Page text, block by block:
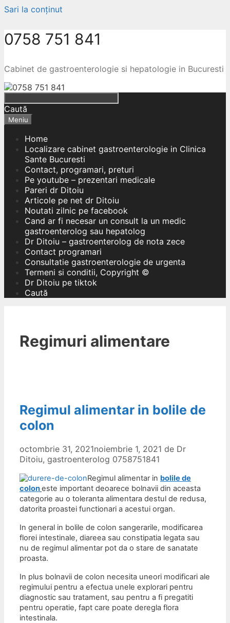
Sari la conținut
0758 751 841
Cabinet de gastroenterologie si hepatologie in Bucuresti
Caută
Meniu
Home
Localizare cabinet gastroenterologie in Clinica
Sante Bucuresti
Contact, programari, preturi
Pe youtube – prezentari medicale
Pareri dr Ditoiu
Articole pe net dr Ditoiu
Noutati zilnic pe facebook
Cand ar fi necesar un consult la un medic
gastroenterolog sau hepatolog
Dr Ditoiu – gastroenterolog de nota zece
Contact programari
Consultatie gastroenterologie de urgenta
Termeni si conditii, Copyright ©
Dr Ditoiu pe tiktok
Caută
Regimuri alimentare
Regimul alimentar in bolile de
colon
octombrie 31, 2021noiembrie 1, 2021 de Dr
Ditoiu, gastroenterolog 0758751841
Regimul alimentar in bolile de
coloneste important deoarece bolnavii din aceasta
categorie au o toleranta alimentara destul de redusa,
datorita proastei functionari a acestui organ.
In general in bolile de colon sangerarile, modificarea
florei intestinale, diareea sau constipatia legata sau
nu de regimul alimentar pot da o stare de sanatate
proasta.
In plus bolnavii de colon necesita uneori modificari ale
regimului pentru a efectua unele explorari pentru
diagnostic sau tratament, sau pentru a fi pregatiti
pentru operatie, fapt care poate deregla flora
intestinala.